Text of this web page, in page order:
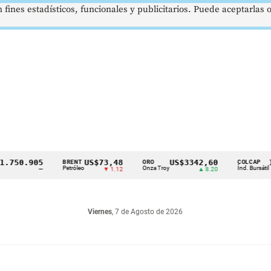
BRENT
Petróleo
US$73,48
▼ 1.12 Onza Troy
US$3342,60
▲ 8.20
COLCAP
Índ. Bursátil
Viernes, 7 de Agosto de 2026
estadísticos, funcionales y publicitarios. Puede aceptarlas